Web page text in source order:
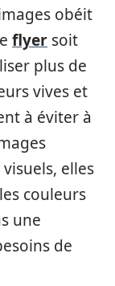
obéit
flyer soit
plus de
vives et
à éviter à
elles
couleurs
une
de